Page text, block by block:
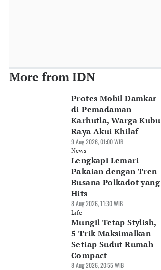
More from IDN
Protes Mobil Damkar
di Pemadaman
Karhutla, Warga Kubu
Raya Akui Khilaf
9 Aug 2026, 01:00 WIB
News
Lengkapi Lemari
Pakaian dengan Tren
Busana Polkadot yang
Hits
8 Aug 2026, 11:30 WIB
Life
Mungil Tetap Stylish,
5 Trik Maksimalkan
Setiap Sudut Rumah
Compact
8 Aug 2026, 20:55 WIB